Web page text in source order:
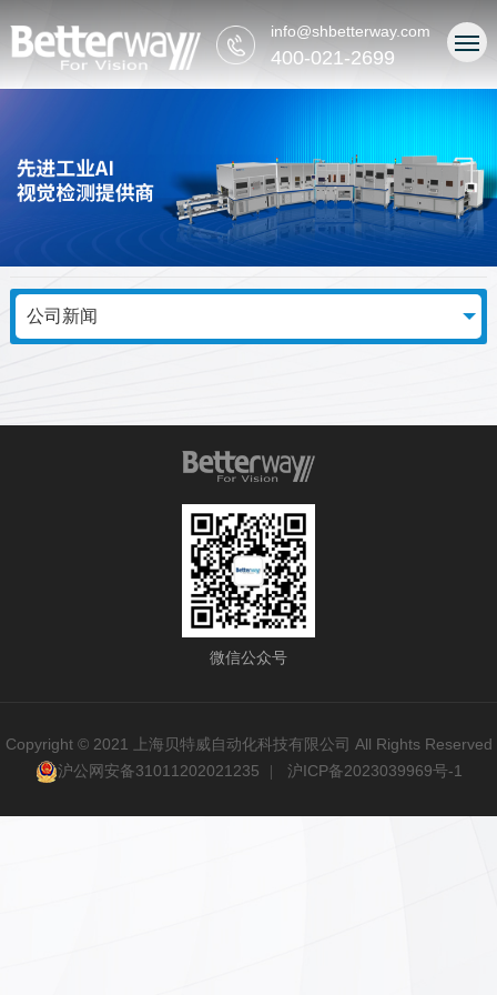
info@shbetterway.com
400-021-2699
公司新闻
微信公众号
Copyright © 2021 上海贝特威自动化科技有限公司 All Rights Reserved
沪公网安备31011202021235
沪ICP备2023039969号-1